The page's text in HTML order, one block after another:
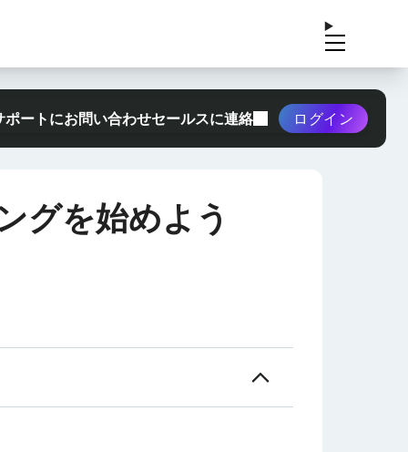
ポートにお問い合わせセールスに連絡 ログイン
グを始めよう